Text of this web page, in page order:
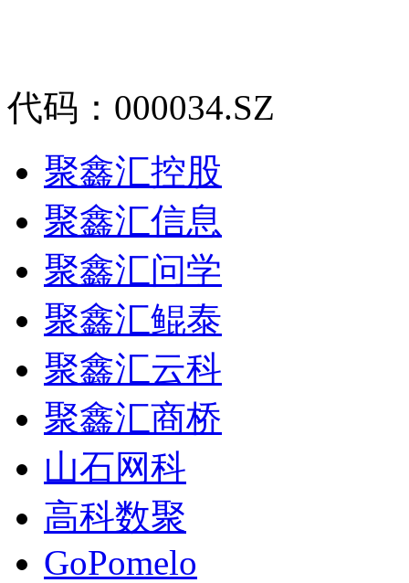
代码：000034.SZ
聚鑫汇控股
聚鑫汇信息
聚鑫汇问学
聚鑫汇鲲泰
聚鑫汇云科
聚鑫汇商桥
山石网科
高科数聚
GoPomelo